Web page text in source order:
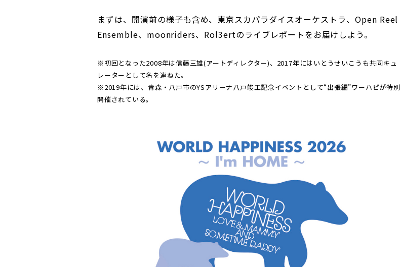
まずは、開演前の様子も含め、東京スカパラダイスオーケストラ、Open Reel
Ensemble、moonriders、Rol3ertのライブレポートをお届けしよう。
※初回となった2008年は信藤三雄(アートディレクター)、2017年にはいとうせいこうも共同キュ
レーターとして名を連ねた。
※2019年には、青森・八戸市のYSアリーナ八戸竣工記念イベントとして“出張編”ワーハピが特別
開催されている。